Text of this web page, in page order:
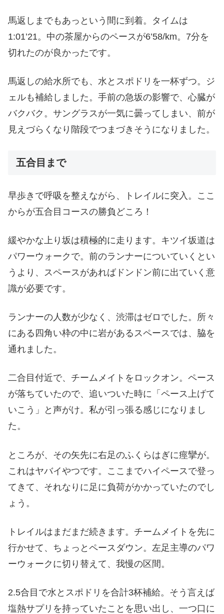
馬返しまでもあっという間に到着。タイムは
1:01’21。中の茶屋からのペースが6’58/km。7分を
切れたのが良かったです。
馬返しの給水所でも、水とスポドリを一杯ずつ。ジ
ェルも補給しました。手前の急坂の影響で、心臓が
バクバク。サングラスが一気に曇ってしまい、前が
見えづらくなり階段でつまづきそうになりました。
五合目まで
早歩きで呼吸を整えながら、トレイルに突入。ここ
からが五合目コースの勝負どころ！
緩やかな上り坂は積極的に走ります。キツイ坂道は
パワーウォークで。前のランナーについていくとい
うより、スペースがあればドンドン前に出ていく意
識が必要です。
ランナーの人数が少なく、渋滞はゼロでした。所々
にある四角い枠の中に岩があるスペースでは、脇を
通れました。
二合目付近で、チームメイトをロックオン。ペース
が落ちていたので、追いついた時に「ペース上げて
いこう」と声がけ。私が引っ張る感じになりまし
た。
ところが、その矢先に右足のふくらはぎに痙攣が。
これはヤバイやつです。ここまでハイペースで登っ
てきて、それなりに足に負荷がかかっていたのでし
ょう。
トレイルはまだまだ続きます。チームメイトを先に
行かせて、ちょっとペースダウン。左足主導のパワ
ーウォークに切り替えて、我慢の区間。
2.5合目で水とスポドリを合計3杯補給。そう言えば
塩熱サプリを持っていたことを思い出し、一つ口に